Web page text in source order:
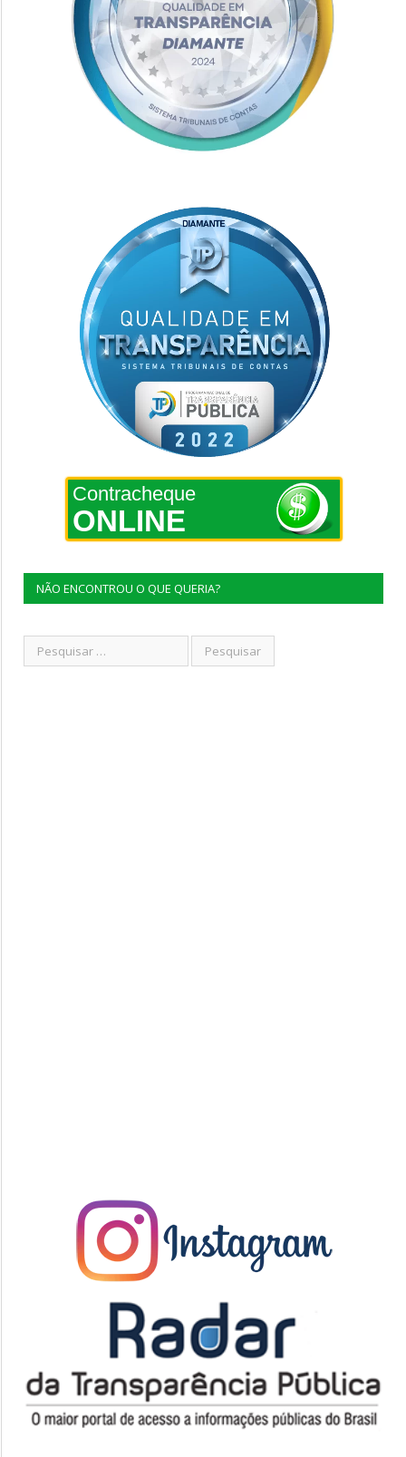
Contracheque
ONLINE
NÃO ENCONTROU O QUE QUERIA?